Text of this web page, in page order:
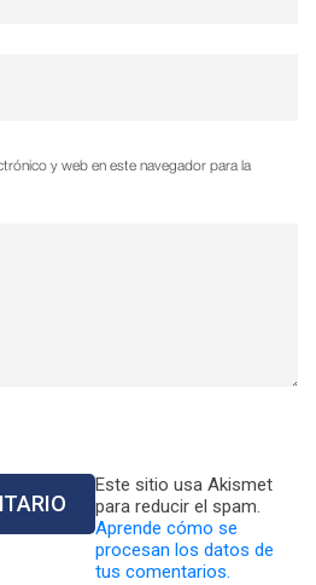
y web en este navegador para la
Este sitio usa Akismet
para reducir el spam.
Aprende cómo se
procesan los datos de
tus comentarios.